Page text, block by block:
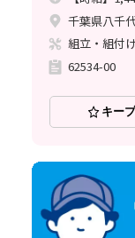
千葉県八千
組立・組付
62534-00
キー